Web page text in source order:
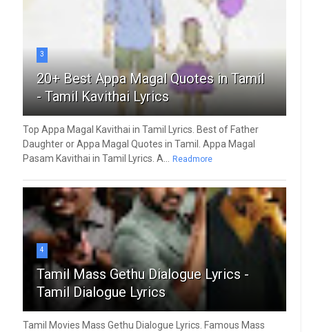
3
20+ Best Appa Magal Quotes in Tamil
- Tamil Kavithai Lyrics
Top Appa Magal Kavithai in Tamil Lyrics. Best of Father
Daughter or Appa Magal Quotes in Tamil. Appa Magal
Pasam Kavithai in Tamil Lyrics. A... Readmore
4
Tamil Mass Gethu Dialogue Lyrics -
Tamil Dialogue Lyrics
Tamil Movies Mass Gethu Dialogue Lyrics. Famous Mass